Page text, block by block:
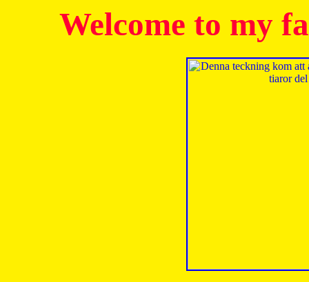
Welcome to my